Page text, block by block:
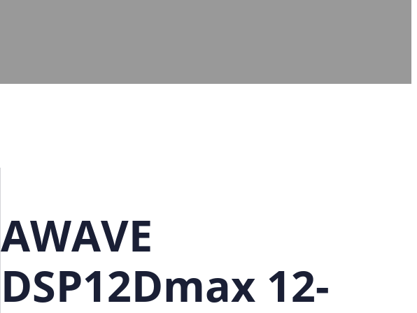
AWAVE
DSP12Dmax 12-